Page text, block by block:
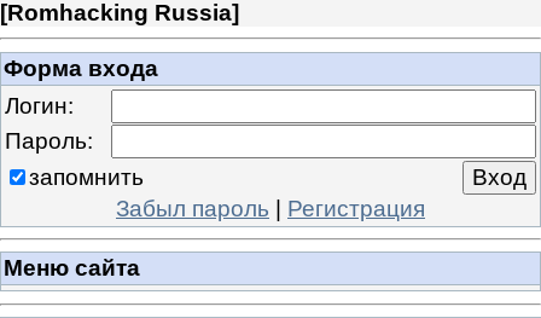
[Romhacking Russia]
Форма входа
Логин:
Пароль:
запомнить
Забыл пароль | Регистрация
Меню сайта